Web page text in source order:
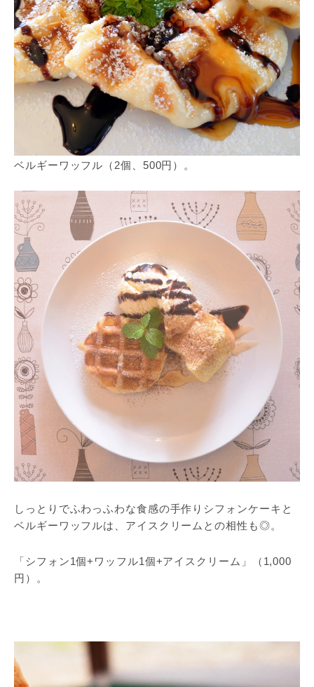
ベルギーワッフル（2個、500円）。
しっとりでふわっふわな食感の手作りシフォンケーキと
ベルギーワッフルは、アイスクリームとの相性も◎。
「シフォン1個+ワッフル1個+アイスクリーム」（1,000
円）。